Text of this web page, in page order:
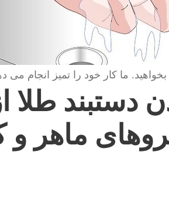
ما کار خود را تمیز انجام می
دستبند طلا
ماهر و